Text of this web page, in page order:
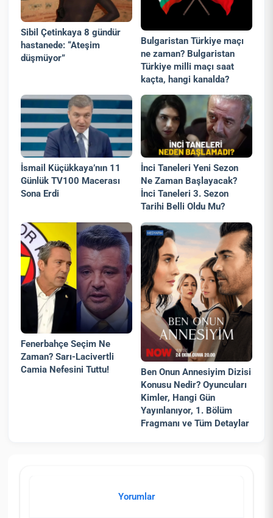
Sibil Çetinkaya 8 gündür
hastanede: “Ateşim
düşmüyor”
Bulgaristan Türkiye maçı
ne zaman? Bulgaristan
Türkiye milli maçı saat
kaçta, hangi kanalda?
İsmail Küçükkaya’nın 11
Günlük TV100 Macerası
Sona Erdi
İnci Taneleri Yeni Sezon
Ne Zaman Başlayacak?
İnci Taneleri 3. Sezon
Tarihi Belli Oldu Mu?
Fenerbahçe Seçim Ne
Zaman? Sarı-Lacivertli
Camia Nefesini Tuttu!
Ben Onun Annesiyim Dizisi
Konusu Nedir? Oyuncuları
Kimler, Hangi Gün
Yayınlanıyor, 1. Bölüm
Fragmanı ve Tüm Detaylar
Yorumlar